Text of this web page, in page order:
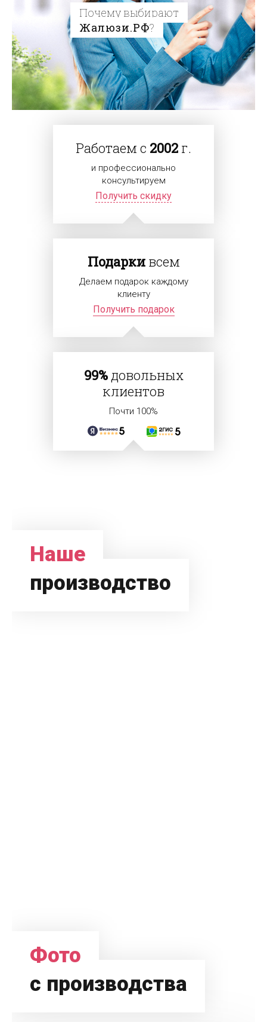
Почему выбирают
Жалюзи.РФ?
Работаем с 2002 г.
и профессионально
консультируем
Получить скидку
Подаркивсем
Делаем подарок каждому
клиенту
Получить подарок
99%довольных
клиентов
Почти 100%
Наше
производство
Фото
с производства